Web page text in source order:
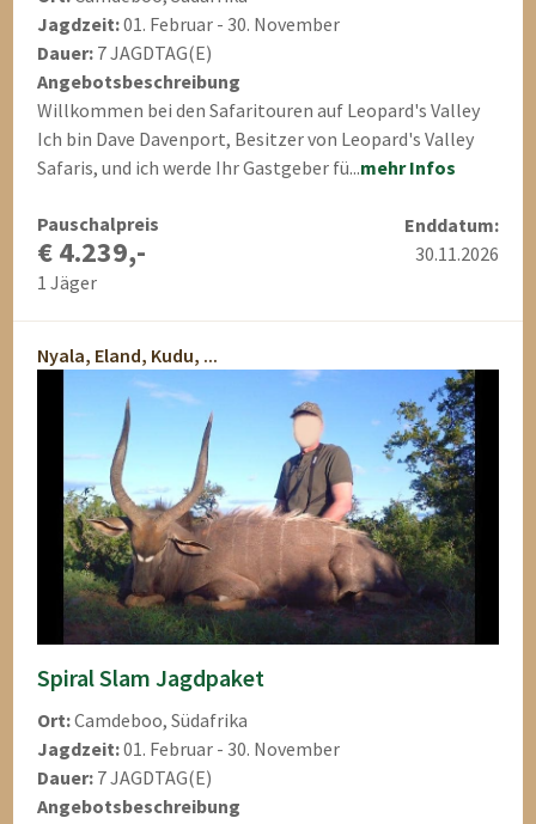
Jagdzeit:01. Februar - 30. November
Dauer: 7 JAGDTAG(E)
Angebotsbeschreibung
Willkommen bei den Safaritouren auf Leopard's Valley
Ich bin Dave Davenport, Besitzer von Leopard's Valley
Safaris, und ich werde Ihr Gastgeber fü...mehr Infos
Pauschalpreis
€ 4.239,-
1 Jäger
Enddatum:
30.11.2026
Nyala, Eland, Kudu, ...
Spiral Slam Jagdpaket
Ort:Camdeboo, Südafrika
Jagdzeit:01. Februar - 30. November
Dauer: 7 JAGDTAG(E)
Angebotsbeschreibung